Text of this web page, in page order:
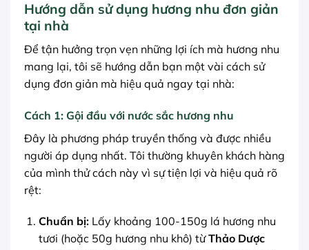
Hướng dẫn sử dụng hương nhu đơn giản
tại nhà
Để tận hưởng trọn vẹn những lợi ích mà hương nhu
mang lại, tôi sẽ hướng dẫn bạn một vài cách sử
dụng đơn giản mà hiệu quả ngay tại nhà:
Cách 1: Gội đầu với nước sắc hương nhu
Đây là phương pháp truyền thống và được nhiều
người áp dụng nhất. Tôi thường khuyên khách hàng
của mình thử cách này vì sự tiện lợi và hiệu quả rõ
rệt:
Chuẩn bị:Lấy khoảng 100-150g lá hương nhu
tươi (hoặc 50g hương nhu khô) từThảo Dược